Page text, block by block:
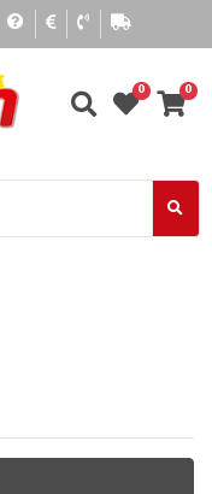
0 0